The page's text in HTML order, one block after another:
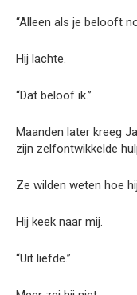
“Alleen als je belooft
Hij lachte.
“Dat beloof ik.”
Maanden later kreeg
zijn zelfontwikkelde
Ze wilden weten hoe
Hij keek naar mij.
“Uit liefde.”